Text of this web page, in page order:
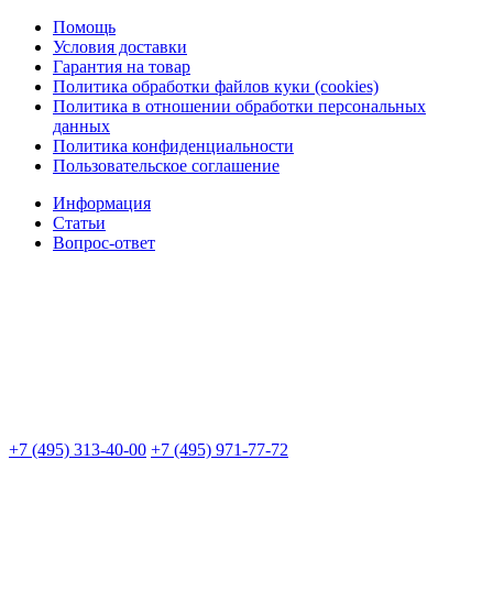
Помощь
Условия доставки
Гарантия на товар
Политика обработки файлов куки (cookies)
Политика в отношении обработки персональных
данных
Политика конфиденциальности
Пользовательское соглашение
Информация
Статьи
Вопрос-ответ
+7 (495) 313-40-00 +7 (495) 971-77-72